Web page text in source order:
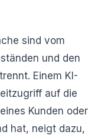
sind vom
und den
Einem KI-
auf die
Kunden oder
hat, neigt dazu,